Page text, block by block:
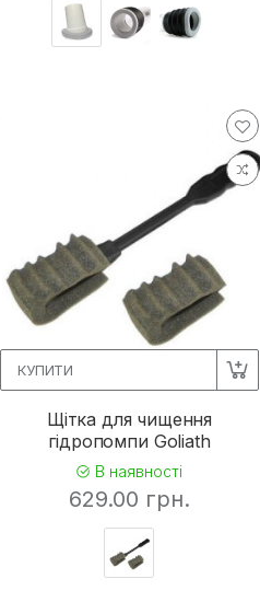
КУПИТИ
Щітка для чищення
гідропомпи Goliath
В наявності
629.00 грн.